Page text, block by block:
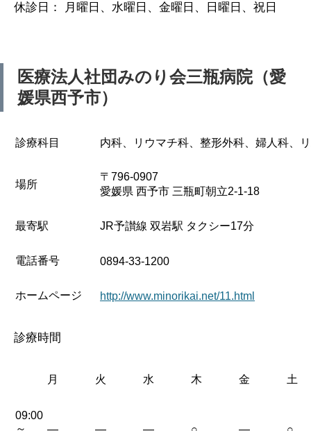
休診日： 月曜日、水曜日、金曜日、日曜日、祝日
医療法人社団みのり会三瓶病院（愛
媛県西予市）
診療科目 内科、リウマチ科、整形外科、婦人科、
場所
〒796-0907
愛媛県 西予市 三瓶町朝立2-1-18
最寄駅 JR予讃線 双岩駅 タクシー17分
電話番号 0894-33-1200
ホームページ http://www.minorikai.net/11.html
診療時間
月 火 水 木 金 土
09:00
～